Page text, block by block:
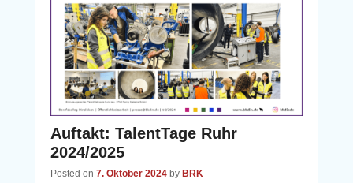
Auftakt: TalentTage Ruhr
2024/2025
Posted on 7. Oktober 2024 by BRK